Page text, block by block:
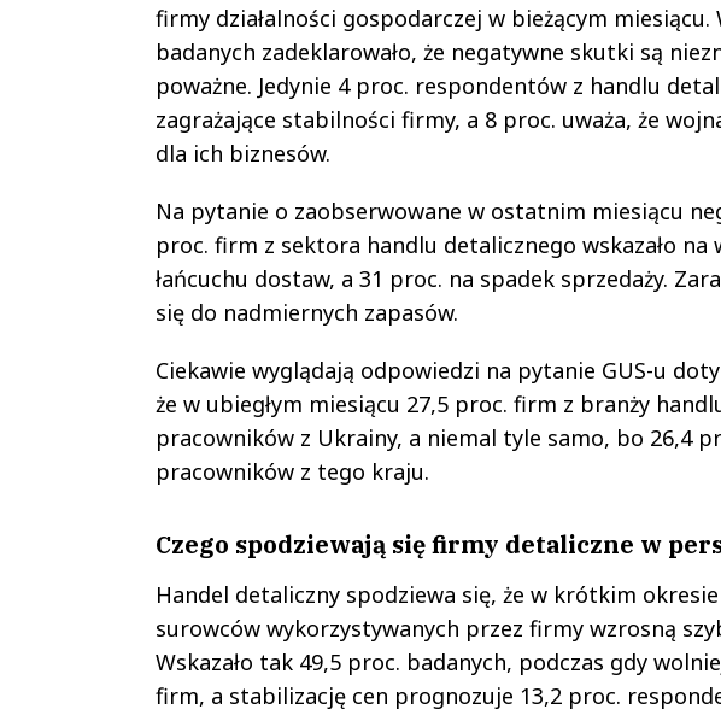
firmy działalności gospodarczej w bieżącym
badanych zadeklarowało, że negatywne skutki są
poważne. Jedynie 4 proc. respondentów z handlu
zagrażające stabilności firmy, a 8 proc. uważa, że
dla ich biznesów.
Na pytanie o zaobserwowane w ostatnim miesiącu
proc. firm z sektora handlu detalicznego wskazało na
łańcuchu dostaw, a 31 proc. na spadek sprzedaży.
się do nadmiernych zapasów.
Ciekawie wyglądają odpowiedzi na pytanie GUS-u
że w ubiegłym miesiącu 27,5 proc. firm z branży
pracowników z Ukrainy, a niemal tyle samo, bo 26,4
pracowników z tego kraju.
Czego spodziewają się firmy detaliczne w
Handel detaliczny spodziewa się, że w krótkim
surowców wykorzystywanych przez firmy wzrosną
Wskazało tak 49,5 proc. badanych, podczas gdy
firm, a stabilizację cen prognozuje 13,2 proc.